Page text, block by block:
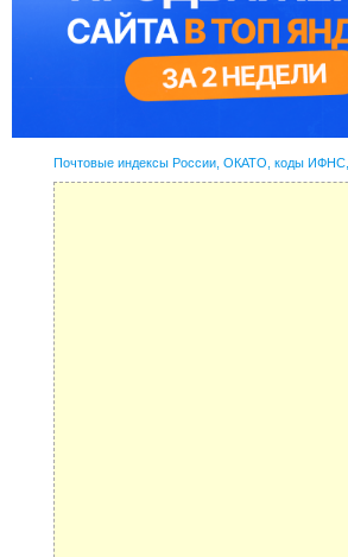
Почтовые индексы России, ОКАТО, коды